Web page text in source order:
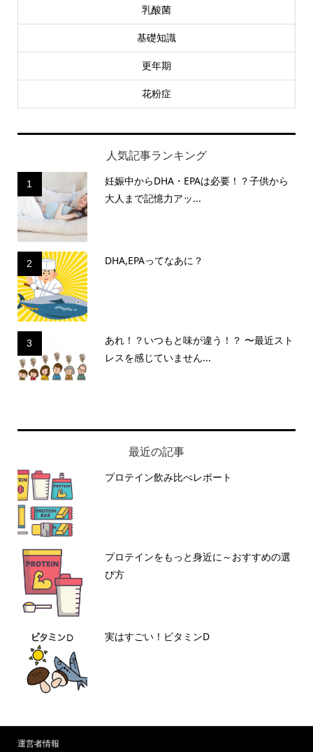
乳酸菌
基礎知識
更年期
花粉症
人気記事ランキング
1
妊娠中からDHA・EPAは必要！？子供から
大人まで記憶力アッ...
2 DHA,EPAってなあに？
3
あれ！？いつもと味が違う！？ 〜最近スト
レスを感じていません...
最近の記事
プロテイン飲み比べレポート
プロテインをもっと身近に～おすすめの選
び方
実はすごい！ビタミンD
運営者情報